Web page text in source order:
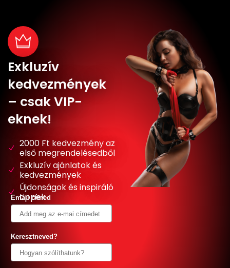
Exkluzív
kedvezmények
– csak VIP-
eknek!
2000 Ft kedvezmény az
első megrendelésedből
Exkluzív ajánlatok és
kedvezmények
Újdonságok és inspiráló
tippek
Email címed
Keresztneved?